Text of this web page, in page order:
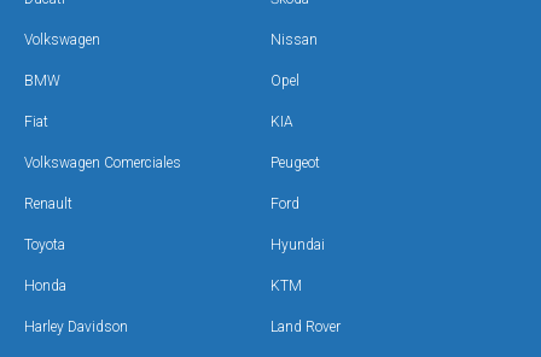
Volkswagen Nissan
BMW Opel
Fiat KIA
Volkswagen Comerciales Peugeot
Renault Ford
Toyota Hyundai
Honda KTM
Harley Davidson Land Rover